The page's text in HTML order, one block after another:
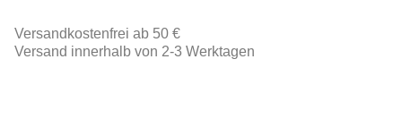
Versandkostenfrei ab 50 €
Versand innerhalb von 2-3 Werktagen